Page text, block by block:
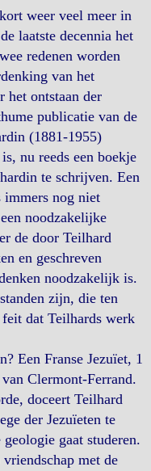
weer veel meer in
laatste decennia het
redenen worden
van het
het ontstaan der
publicatie van de
(1881-1955)
nu reeds een boekje
te schrijven. Een
immers nog niet
noodzakelijke
de door Teilhard
en geschreven
noodzakelijk is.
zijn, die ten
dat Teilhards werk
Een Franse Jezuïet, 1
Clermont-Ferrand.
doceert Teilhard
der Jezuïeten te
gaat studeren.
met de